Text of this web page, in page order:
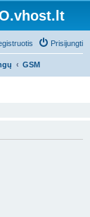
Prisijungti
GSM